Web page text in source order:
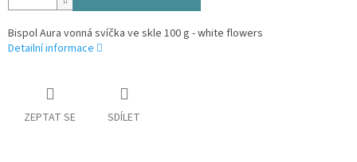
Bispol Aura vonná svíčka ve skle 100 g - white flowers
Detailní informace
ZEPTAT SE SDÍLET